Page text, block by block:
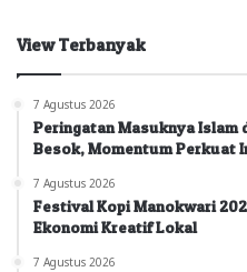
View Terbanyak
7 Agustus 2026
Peringatan Masuknya Islam
Besok, Momentum Perkuat
7 Agustus 2026
Festival Kopi Manokwari
Ekonomi Kreatif Lokal
7 Agustus 2026